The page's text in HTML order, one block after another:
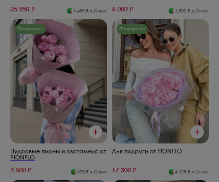
25 950 ₽ 6 488 ₽ в Сплит 6 000 ₽ 1 500 ₽ в Сплит
Популярное
Пудровые пионы и озотамнус от
PIONFLO
3 500 ₽ 875 ₽ в Сплит
Популярное
Для подруги от PIONFLO
17 300 ₽ 4 325 ₽ в Сплит